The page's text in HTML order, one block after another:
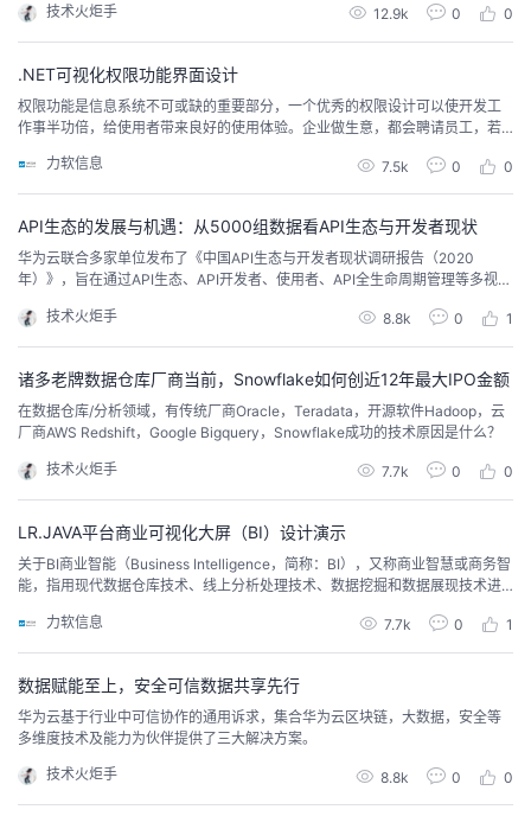
播
活
动
的
关
注
我
的
开
发
者
学
堂
的
课
程
我
的
认
证
我
的
实
验
我
的
收
藏
我
Programs
支
持
我
的
技
术
支
我
的
云
声
议
足企业诉求，给员工全新体验，让员工做聪明的打工人。
技术火炬手 12.9k 0 0
.NET可视化权限功能界面设计
权限功能是信息系统不可或缺的重要部分，一个优秀的权限设计可以使开发工
作事半功倍，给使用者带来良好的使用体验。企业做生意，都会聘请员工，若
化，提供工作效率，同时基于互联网模式，移动办公也成为可能。我们通常所
说的权限管理，一般指根据系统设置的安全规则或者安全策略，用户可以访问
力软信息 7.5k 0 0
API生态的发展与机遇：从5000组数据看API生态与开发者现状
华为云联合多家单位发布了《中国API生态与开发者现状调研报告（2020
年）》，旨在通过API生态、API开发者、使用者、API全生命周期管理等多视角
供一个参考视角。
技术火炬手 8.8k 0 1
诸多老牌数据仓库厂商当前，Snowflake如何创近12年最大IPO金额
在数据仓库/分析领域，有传统厂商Oracle，Teradata，开源软件Hadoop，云
厂商AWS Redshift，Google Bigquery，Snowflake成功的技术原因是什么？
技术火炬手 7.7k 0 0
LR.JAVA平台商业可视化大屏（BI）设计演示
关于BI商业智能（Business Intelligence，简称：BI），又称商业智慧或商务智
能，指用现代数据仓库技术、线上分析处理技术、数据挖掘和数据展现技术进
rtner Group）提出，加特纳集团将商业智能定义为：商业智能描述了一系列的
概念和方法，通过应用基于事实的支持系统来辅助商业决策的制定。商业智能
力软信息 7.7k 0 1
数据赋能至上，安全可信数据共享先行
华为云基于行业中可信协作的通用诉求，集合华为云区块链，大数据，安全等
多维度技术及能力为伙伴提供了三大解决方案。
技术火炬手 8.8k 0 0